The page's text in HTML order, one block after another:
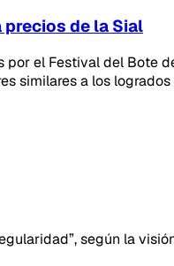
precios de la Sial
el Festival del
similares a los
según la